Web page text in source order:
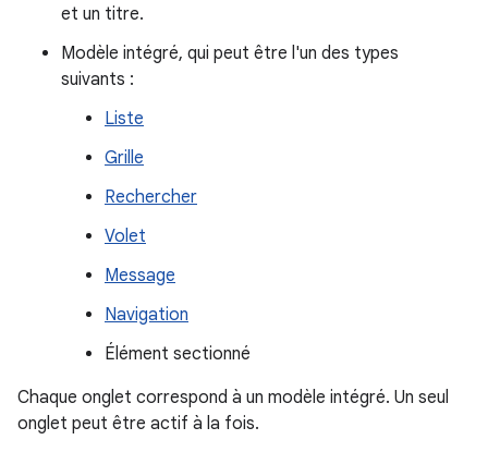
et un titre.
Modèle intégré, qui peut être l'un des types
suivants :
Liste
Grille
Rechercher
Volet
Message
Navigation
Élément sectionné
Chaque onglet correspond à un modèle intégré. Un seul
onglet peut être actif à la fois.